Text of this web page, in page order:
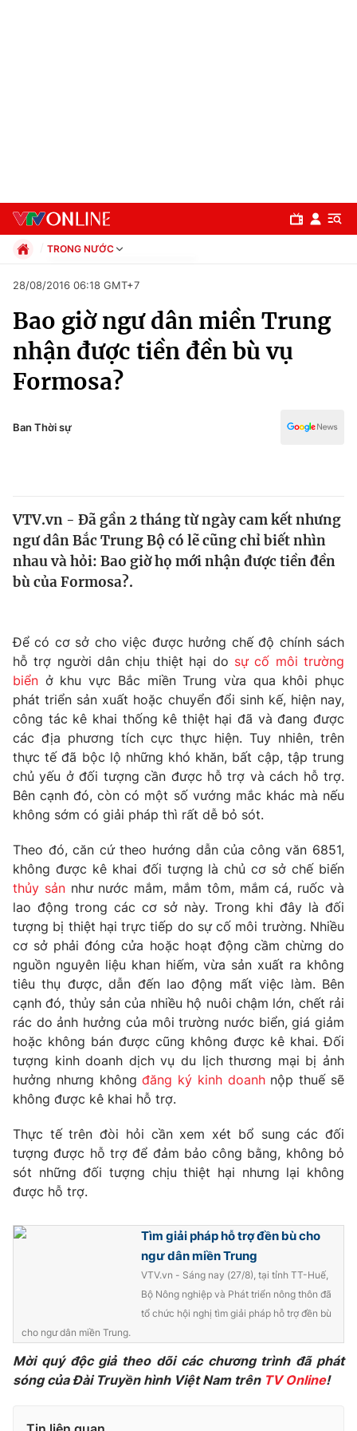
Chuyên mục
Chính trị
Thế giới
Tin tức
Câu chuyện quốc tế
Thị trường
Góc doanh nghiệp
Dữ liệu và đời sống
Truyền hình
Phim VTV
Hậu trường
Nhân vật
Khán giả
Giải sao mai
Giải trí
Điện ảnh
Âm nhạc
Đời sống
Du lịch
Làm đẹp
Chất lượng cuộc sống
Giáo dục
Tuyển sinh
Học trực tuyến
Công nghệ
Hitech Công nghệ tương lai
Sản phẩm
Thị trường
Tư vấn
Giao lưu trực tuyến
Lịch phát sóng
Chuyên mục khác
Emagazine Podcast
Photo Infographic
Video Shorts video
VTV Money
VTV Sức khoẻ Bất động sản
Tấm lòng Việt
VTV4
VTV9 VTV8
Liên hệ tòa soạn
TRONG NƯỚC
Xã hội
Pháp luật
Kinh tế
Thể thao
Truyền hình
Đời sống
28/08/2016 06:18 GMT+7
Bao giờ ngư dân miền Trung
nhận được tiền đền bù vụ
Formosa?
Ban Thời sự
VTV.vn - Đã gần 2 tháng từ ngày cam kết nhưng
ngư dân Bắc Trung Bộ có lẽ cũng chỉ biết nhìn
nhau và hỏi: Bao giờ họ mới nhận được tiền đền
bù của Formosa?.
Để có cơ sở cho việc được hưởng chế độ chính sách
hỗ trợ người dân chịu thiệt hại do sự cố môi trường
biển ở khu vực Bắc miền Trung vừa qua khôi phục
phát triển sản xuất hoặc chuyển đổi sinh kế, hiện nay,
công tác kê khai thống kê thiệt hại đã và đang được
các địa phương tích cực thực hiện. Tuy nhiên, trên
thực tế đã bộc lộ những khó khăn, bất cập, tập trung
chủ yếu ở đối tượng cần được hỗ trợ và cách hỗ trợ.
Bên cạnh đó, còn có một số vướng mắc khác mà nếu
không sớm có giải pháp thì rất dễ bỏ sót.
Theo đó, căn cứ theo hướng dẫn của công văn 6851,
không được kê khai đối tượng là chủ cơ sở chế biến
thủy sảnnhư nước mắm, mắm tôm, mắm cá, ruốc và
lao động trong các cơ sở này. Trong khi đây là đối
tượng bị thiệt hại trực tiếp do sự cố môi trường. Nhiều
cơ sở phải đóng cửa hoặc hoạt động cầm chừng do
nguồn nguyên liệu khan hiếm, vừa sản xuất ra không
tiêu thụ được, dẫn đến lao động mất việc làm. Bên
cạnh đó, thủy sản của nhiều hộ nuôi chậm lớn, chết rải
rác do ảnh hưởng của môi trường nước biển, giá giảm
hoặc không bán được cũng không được kê khai. Đối
tượng kinh doanh dịch vụ du lịch thương mại bị ảnh
hưởng nhưng khôngđăng ký kinh doanhnộp thuế sẽ
không được kê khai hỗ trợ.
Thực tế trên đòi hỏi cần xem xét bổ sung các đối
tượng được hỗ trợ để đảm bảo công bằng, không bỏ
sót những đối tượng chịu thiệt hại nhưng lại không
được hỗ trợ.
Tìm giải pháp hỗ trợ đền bù cho
ngư dân miền Trung
VTV.vn - Sáng nay (27/8), tại tỉnh TT-Huế,
Bộ Nông nghiệp và Phát triển nông thôn đã
tổ chức hội nghị tìm giải pháp hỗ trợ đền bù
cho ngư dân miền Trung.
Mời quý độc giả theo dõi các chương trình đã phát
sóng của Đài Truyền hình Việt Nam trên TV Online!